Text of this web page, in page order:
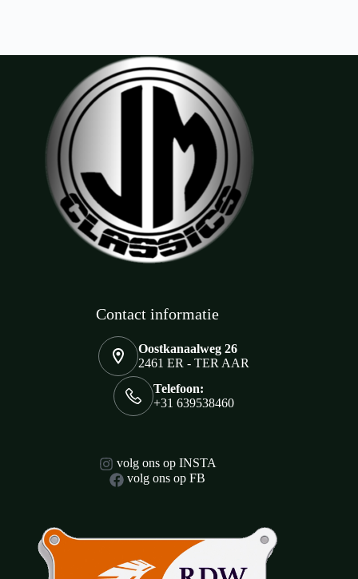
Contact informatie
Oostkanaalweg 26
2461 ER - TER AAR
Telefoon:
+31 639538460
volg ons op INSTA
volg ons op FB